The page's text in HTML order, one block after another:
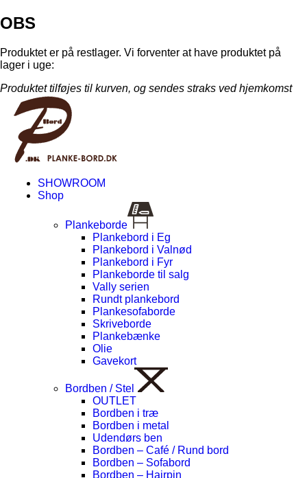
OBS
Produktet er på restlager. Vi forventer at have produktet på
lager i uge:
Produktet tilføjes til kurven, og sendes straks ved hjemkomst
SHOWROOM
Shop
Plankeborde
Plankebord i Eg
Plankebord i Valnød
Plankebord i Fyr
Plankeborde til salg
Vally serien
Rundt plankebord
Plankesofaborde
Skriveborde
Plankebænke
Olie
Gavekort
Bordben / Stel
OUTLET
Bordben i træ
Bordben i metal
Udendørs ben
Bordben – Café / Rund bord
Bordben – Sofabord
Bordben – Hairpin